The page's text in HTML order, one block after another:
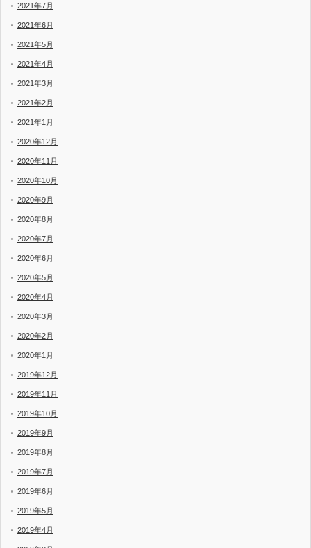
2021年7月
2021年6月
2021年5月
2021年4月
2021年3月
2021年2月
2021年1月
2020年12月
2020年11月
2020年10月
2020年9月
2020年8月
2020年7月
2020年6月
2020年5月
2020年4月
2020年3月
2020年2月
2020年1月
2019年12月
2019年11月
2019年10月
2019年9月
2019年8月
2019年7月
2019年6月
2019年5月
2019年4月